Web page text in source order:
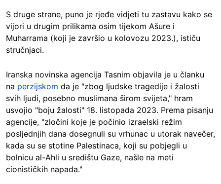
S druge strane, puno je rjeđe vidjeti tu zastavu kako se
vijori u drugim prilikama osim tijekom Ašure i
Muharrama (koji je završio u kolovozu 2023.), ističu
stručnjaci.
Iranska novinska agencija Tasnim objavila je u članku
na perzijskom da je "zbog ljudske tragedije i žalosti
svih ljudi, posebno muslimana širom svijeta," hram
usvojio "boju žalosti" 18. listopada 2023. Prema pisanju
agencije, "zločini koje je počinio izraelski režim
posljednjih dana dosegnuli su vrhunac u utorak navečer,
kada su se stotine Palestinaca, koji su pobjegli u
bolnicu al-Ahli u središtu Gaze, našle na meti
cionističkih napada."